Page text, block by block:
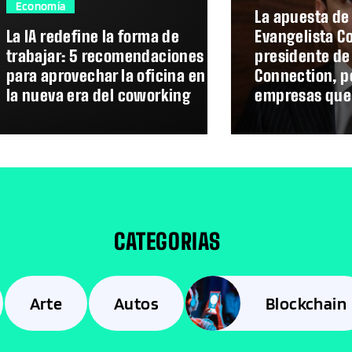
Economía
La IA redefine la forma de
trabajar: 5 recomendaciones
para aprovechar la oficina en
la nueva era del coworking
La apuesta
Evangelista
presidente de
Connection,
empresas
CATEGORIAS
Arte Autos Blockchain